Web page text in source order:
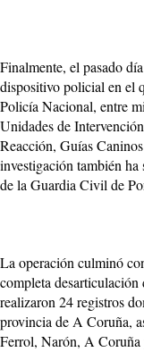
Finalmente, el pasado
dispositivo policial en el
Policía Nacional, entre
Unidades de
Reacción, Guías
investigación también
de la Guardia Civil de
La operación culminó
completa
realizaron 24 registros
provincia de A Coruña,
Ferrol, Narón, A